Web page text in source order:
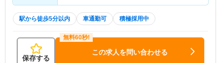
駅から徒歩5分以内 車通勤可 積極採用中
保存する
この求人を問い合わせる